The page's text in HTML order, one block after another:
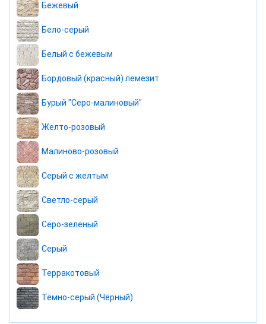
Бежевый
Бело-серый
Белый с бежевым
Бордовый (красный) лемезит
Бурый "Серо-малиновый"
Желто-розовый
Малиново-розовый
Серый с желтым
Светло-серый
Серо-зеленый
Серый
Терракотовый
Тёмно-серый (Чёрный)